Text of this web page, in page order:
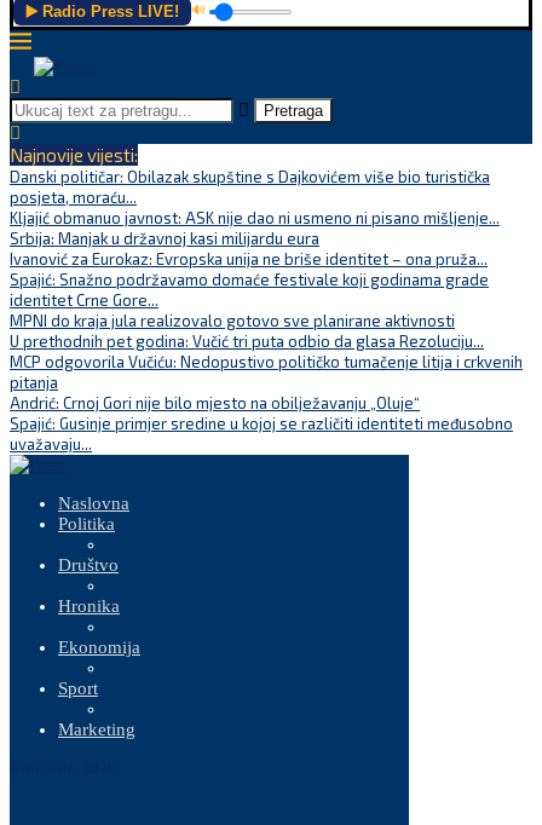
▶️ Radio Press LIVE! 🔊
Pretraga
Najnovije vijesti:
Danski političar: Obilazak skupštine s Dajkovićem više bio turistička
posjeta, moraću...
Kljajić obmanuo javnost: ASK nije dao ni usmeno ni pisano mišljenje...
Srbija: Manjak u državnoj kasi milijardu eura
Ivanović za Eurokaz: Evropska unija ne briše identitet – ona pruža...
Spajić: Snažno podržavamo domaće festivale koji godinama grade
identitet Crne Gore...
MPNI do kraja jula realizovalo gotovo sve planirane aktivnosti
U prethodnih pet godina: Vučić tri puta odbio da glasa Rezoluciju...
MCP odgovorila Vučiću: Nedopustivo političko tumačenje litija i crkvenih
pitanja
Andrić: Crnoj Gori nije bilo mjesto na obilježavanju „Oluje“
Spajić: Gusinje primjer sredine u kojoj se različiti identiteti međusobno
uvažavaju...
Naslovna
Politika
Društvo
Hronika
Ekonomija
Sport
Marketing